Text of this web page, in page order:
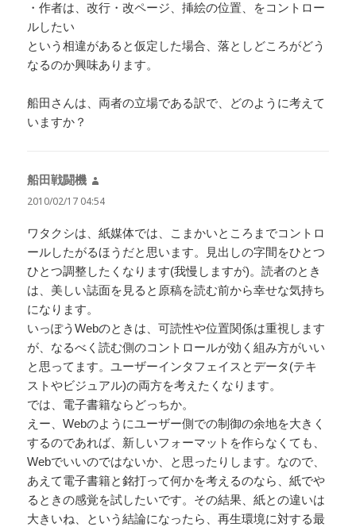
・作者は、改行・改ページ、挿絵の位置、をコントロー
ルしたい
という相違があると仮定した場合、落としどころがどう
なるのか興味あります。
船田さんは、両者の立場である訳で、どのように考えて
いますか？
船田戦闘機
り:
2010/02/17 04:54
ワタクシは、紙媒体では、こまかいところまでコントロ
ールしたがるほうだと思います。見出しの字間をひとつ
ひとつ調整したくなります(我慢しますが)。読者のとき
は、美しい誌面を見ると原稿を読む前から幸せな気持ち
になります。
いっぽうWebのときは、可読性や位置関係は重視します
が、なるべく読む側のコントロールが効く組み方がいい
と思ってます。ユーザーインタフェイスとデータ(テキ
ストやビジュアル)の両方を考えたくなります。
では、電子書籍ならどっちか。
えー、Webのようにユーザー側での制御の余地を大きく
するのであれば、新しいフォーマットを作らなくても、
Webでいいのではないか、と思ったりします。なので、
あえて電子書籍と銘打って何かを考えるのなら、紙でや
るときの感覚を試したいです。その結果、紙との違いは
大きいね、という結論になったら、再生環境に対する最